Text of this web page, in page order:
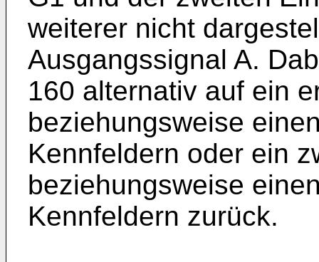
weiterer nicht
Ausgangssignal A.
160 alternativ auf ein
beziehungsweise
Kennfeldern oder ein
beziehungsweise
Kennfeldern zurück.